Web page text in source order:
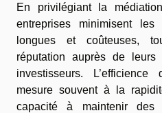
En privilégiant la
entreprises minimisent
longues et coûteuses,
réputation auprès de leurs
investisseurs.
mesure souvent à la
capacité à maintenir des